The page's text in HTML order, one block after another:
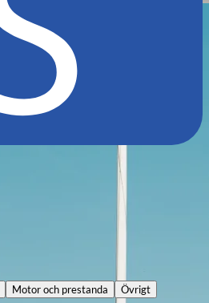
Motor och prestanda Övrigt